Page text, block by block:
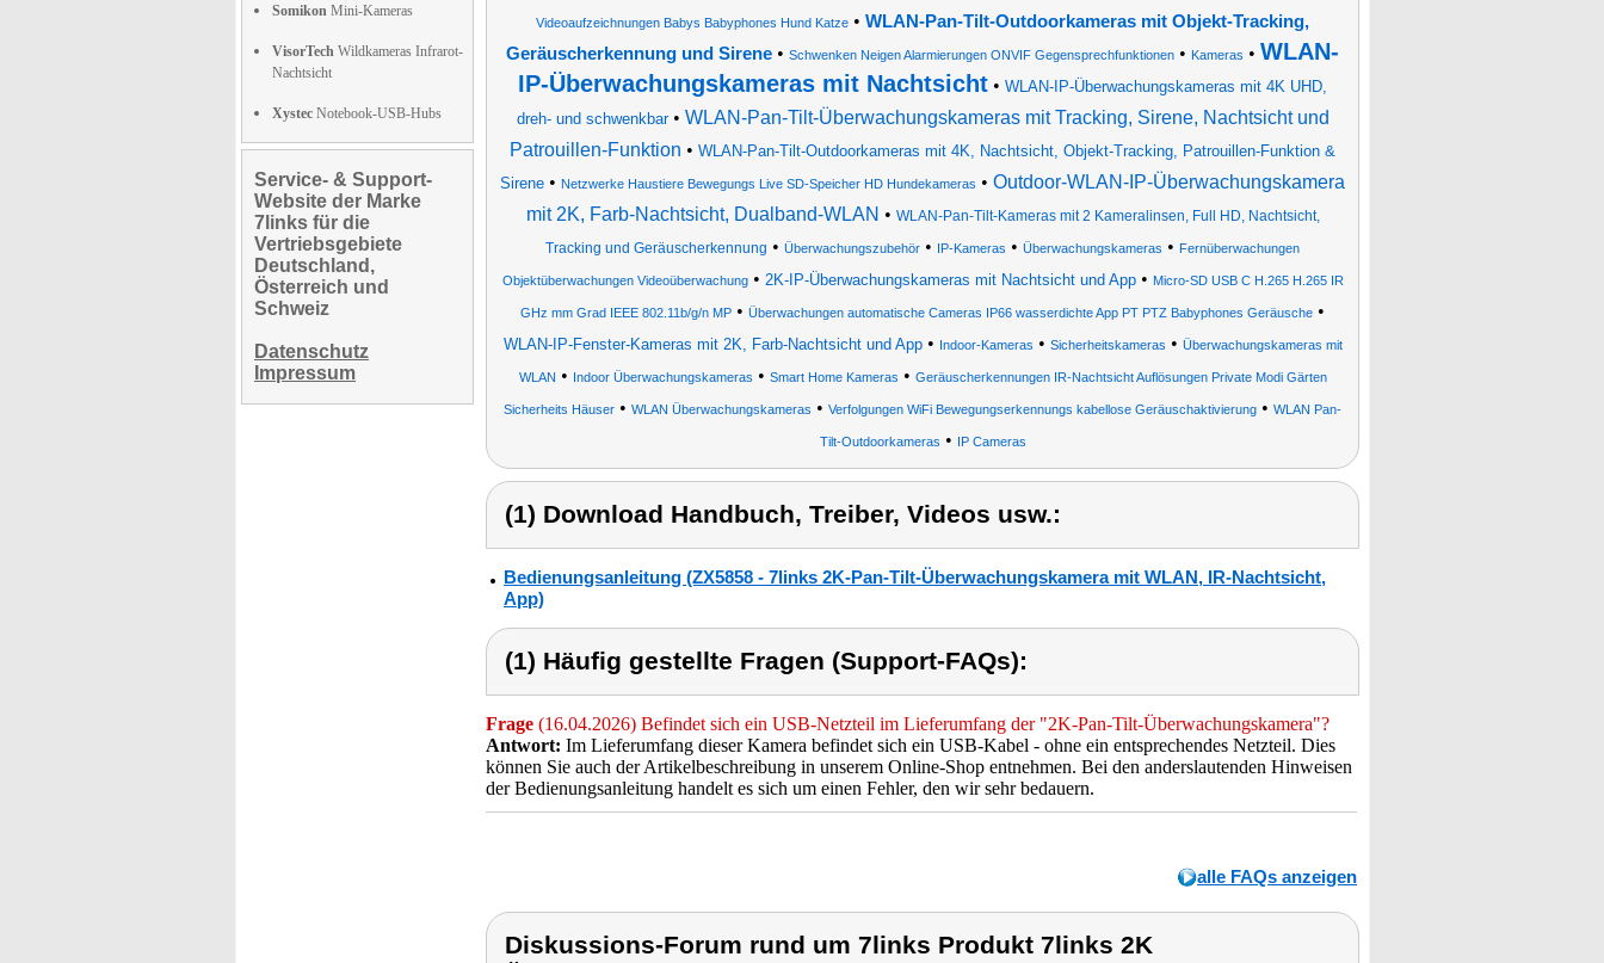
Somikon Mini-Kameras
VisorTech Wildkameras Infrarot-
Nachtsicht
Xystec Notebook-USB-Hubs
Service- & Support-
Website der Marke
7links für die
Vertriebsgebiete
Deutschland,
Österreich und
Schweiz
Datenschutz
Impressum
Videoaufzeichnungen Babys Babyphones Hund Katze • WLAN-Pan-Tilt-Outdoorkameras mit Objekt-Tracking,
Geräuscherkennung und Sirene • Schwenken Neigen Alarmierungen ONVIF Gegensprechfunktionen • Kameras • WLAN-
IP-Überwachungskameras mit Nachtsicht • WLAN-IP-Überwachungskameras mit 4K UHD,
dreh- und schwenkbar• WLAN-Pan-Tilt-Überwachungskameras mit Tracking, Sirene, Nachtsicht und
Patrouillen-Funktion • WLAN-Pan-Tilt-Outdoorkameras mit 4K, Nachtsicht, Objekt-Tracking, Patrouillen-Funktion &
Sirene • Netzwerke Haustiere Bewegungs Live SD-Speicher HD Hundekameras • Outdoor-WLAN-IP-Überwachungskamera
mit 2K, Farb-Nachtsicht, Dualband-WLAN • WLAN-Pan-Tilt-Kameras mit 2 Kameralinsen, Full HD, Nachtsicht,
Tracking und Geräuscherkennung • Überwachungszubehör • IP-Kameras • Überwachungskameras • Fernüberwachungen
Objektüberwachungen Videoüberwachung• 2K-IP-Überwachungskameras mit Nachtsicht und App• Micro-SD USB C H.265 H.265 IR
GHz mm Grad IEEE 802.11b/g/n MP • Überwachungen automatische Cameras IP66 wasserdichte App PT PTZ Babyphones Geräusche •
WLAN-IP-Fenster-Kameras mit 2K, Farb-Nachtsicht und App• Indoor-Kameras • Sicherheitskameras • Überwachungskameras mit
WLAN • Indoor Überwachungskameras • Smart Home Kameras • Geräuscherkennungen IR-Nachtsicht Auflösungen Private Modi Gärten
Sicherheits Häuser • WLAN Überwachungskameras • Verfolgungen WiFi Bewegungserkennungs kabellose Geräuschaktivierung • WLAN Pan-
Tilt-Outdoorkameras • IP Cameras
(1) Download Handbuch, Treiber, Videos usw.:
Bedienungsanleitung (ZX5858 - 7links 2K-Pan-Tilt-Überwachungskamera mit WLAN, IR-Nachtsicht,
App)
(1) Häufig gestellte Fragen (Support-FAQs):
Frage (16.04.2026) Befindet sich ein USB-Netzteil im Lieferumfang der "2K-Pan-Tilt-Überwachungskamera"?
Antwort: Im Lieferumfang dieser Kamera befindet sich ein USB-Kabel - ohne ein entsprechendes Netzteil. Dies
können Sie auch der Artikelbeschreibung in unserem Online-Shop entnehmen. Bei den anderslautenden Hinweisen
der Bedienungsanleitung handelt es sich um einen Fehler, den wir sehr bedauern.
alle FAQs anzeigen
Diskussions-Forum rund um 7links Produkt 7links 2K